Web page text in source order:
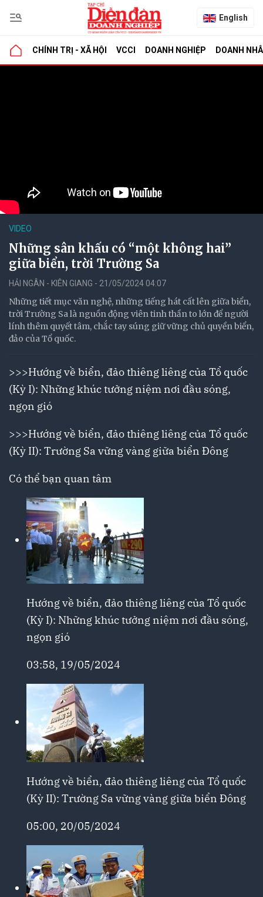
English
CHÍNH TRỊ - XÃ HỘI VCCI DOANH NGHIỆP DOANH
VIDEO
Những sân khấu có “một không hai”
giữa biển, trời Trường Sa
HẢI NGÂN - KIÊN GIANG - 21/05/2024 04:07
Những tiết mục văn nghệ, những tiếng hát cất lên giữa biển,
trời Trường Sa là nguồn động viên tinh thần to lớn để người
lính thêm quyết tâm, chắc tay súng giữ vững chủ quyền biển,
đảo của Tổ quốc.
>>>Hướng về biển, đảo thiêng liêng của Tổ quốc
(Kỳ I): Những khúc tưởng niệm nơi đầu sóng,
ngọn gió
>>>Hướng về biển, đảo thiêng liêng của Tổ quốc
(Kỳ II): Trường Sa vững vàng giữa biển Đông
Có thể bạn quan tâm
Hướng về biển, đảo thiêng liêng của Tổ quốc
(Kỳ I): Những khúc tưởng niệm nơi đầu sóng,
ngọn gió
03:58, 19/05/2024
Hướng về biển, đảo thiêng liêng của Tổ quốc
(Kỳ II): Trường Sa vững vàng giữa biển Đông
05:00, 20/05/2024